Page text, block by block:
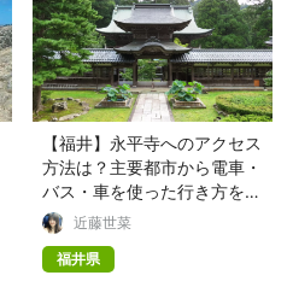
【福井】永平寺へのアクセス
方法は？主要都市から電車・
バス・車を使った行き方を解
説！近藤世菜
福井県